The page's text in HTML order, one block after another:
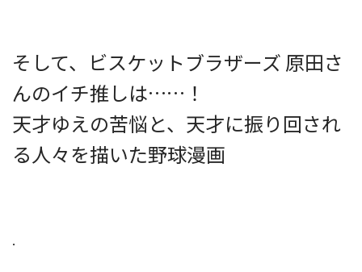
そして、ビスケットブラザーズ 原田さ
んのイチ推しは……！
天才ゆえの苦悩と、天才に振り回され
る人々を描いた野球漫画
.